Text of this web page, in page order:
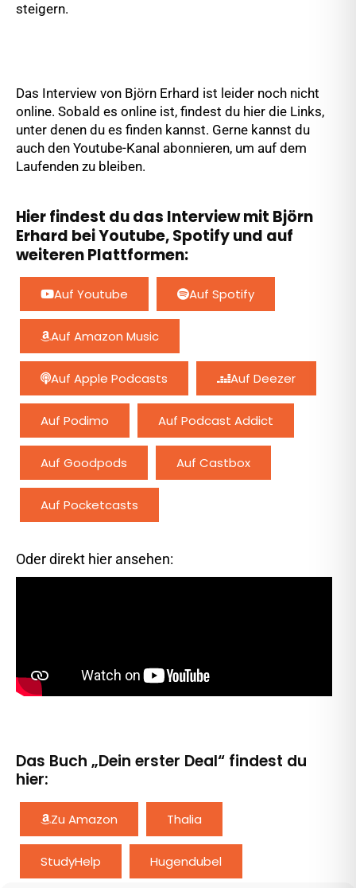
steigern.
Das Interview von Björn Erhard ist leider noch nicht
online. Sobald es online ist, findest du hier die Links,
unter denen du es finden kannst. Gerne kannst du
auch den Youtube-Kanal abonnieren, um auf dem
Laufenden zu bleiben.
Hier findest du das Interview mit Björn
Erhard bei Youtube, Spotify und auf
weiteren Plattformen:
Auf Youtube Auf Spotify
Auf Amazon Music
Auf Apple Podcasts Auf Deezer
Auf Podimo Auf Podcast Addict
Auf Goodpods Auf Castbox
Auf Pocketcasts
Oder direkt hier ansehen:
Das Buch „Dein erster Deal“ findest du
hier:
Zu Amazon Thalia
StudyHelp Hugendubel